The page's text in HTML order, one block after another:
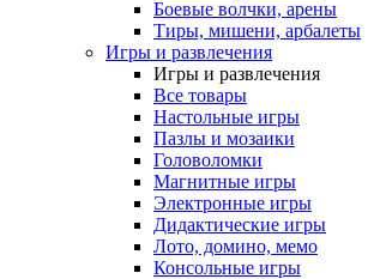
Боевые волчки, арены
Тиры, мишени, арбалеты
Игры и развлечения
Игры и развлечения
Все товары
Настольные игры
Пазлы и мозаики
Головоломки
Магнитные игры
Электронные игры
Дидактические игры
Лото, домино, мемо
Консольные игры